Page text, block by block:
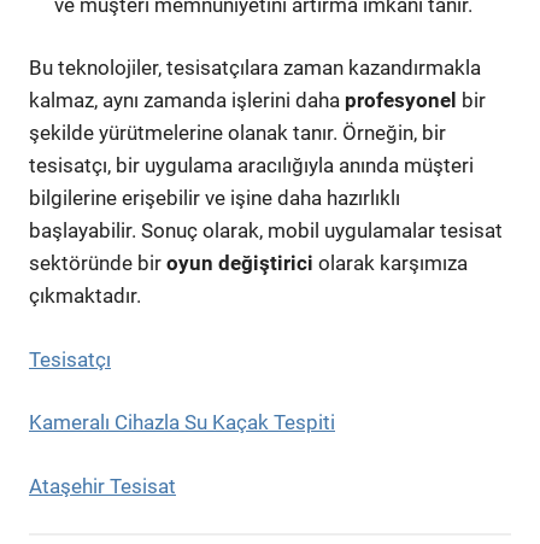
Bu teknolojiler, tesisatçılara zaman kazandırmakla
kalmaz, aynı zamanda işlerini daha profesyonel bir
şekilde yürütmelerine olanak tanır. Örneğin, bir
tesisatçı, bir uygulama aracılığıyla anında müşteri
bilgilerine erişebilir ve işine daha hazırlıklı
başlayabilir. Sonuç olarak, mobil uygulamalar tesisat
sektöründe bir oyun değiştirici olarak karşımıza
çıkmaktadır.
Tesisatçı
Kameralı Cihazla Su Kaçak Tespiti
Ataşehir Tesisat